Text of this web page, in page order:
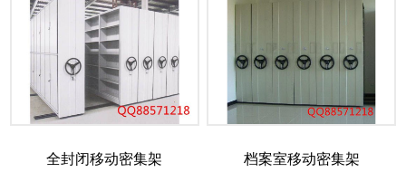
全封闭移动密集架 档案室移动密集架